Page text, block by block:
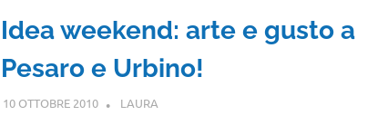
Idea weekend: arte e gusto a
Pesaro e Urbino!
10 OTTOBRE 2010 LAURA